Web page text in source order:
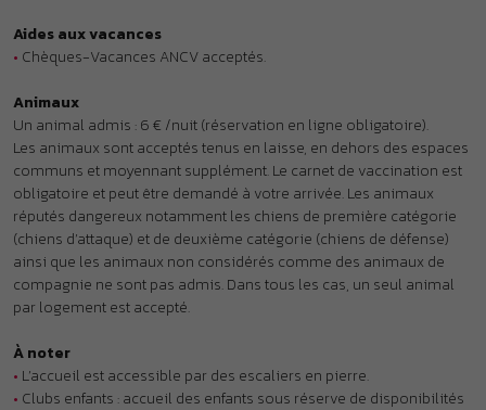
par logement est accepté.
•L’accueil est accessible par des escaliers en pierre.
•Clubs enfants : accueil des enfants sous réserve de disponibilités
pour les courts séjours.
•Lits superposés : l’usage du couchage en hauteur ne convient pas
aux enfants de moins de 6 ans (Décret 95-949 du 25 août 1995).
•Voiture indispensable.
Qu'incluent les tarifs ?